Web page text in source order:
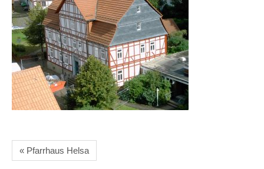
« Pfarrhaus Helsa